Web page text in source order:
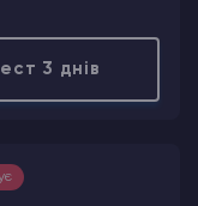
3 днів